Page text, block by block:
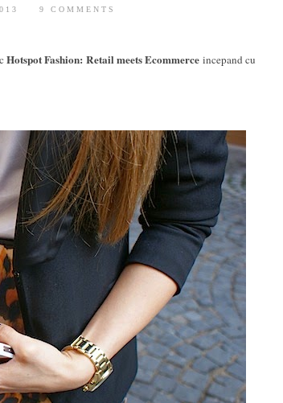
9 COMMENTS
Hotspot Fashion: Retail meets Ecommerce incepand cu